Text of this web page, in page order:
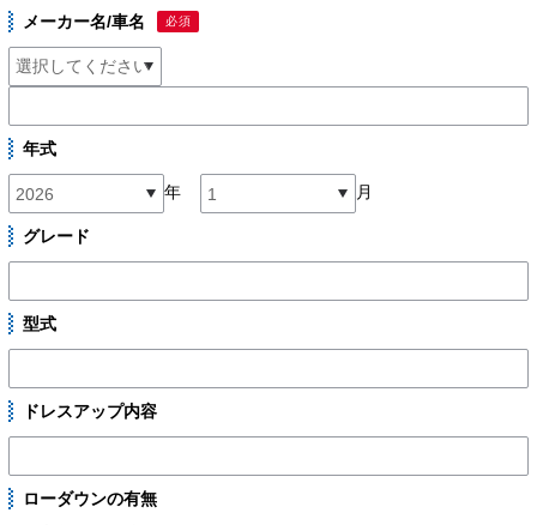
メーカー名/車名 必須
年式
月
グレード
型式
ドレスアップ内容
ローダウンの有無